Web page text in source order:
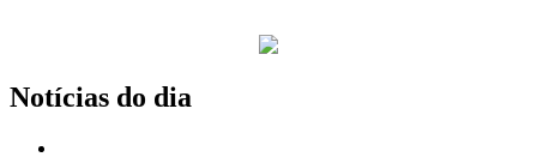
Notícias do dia